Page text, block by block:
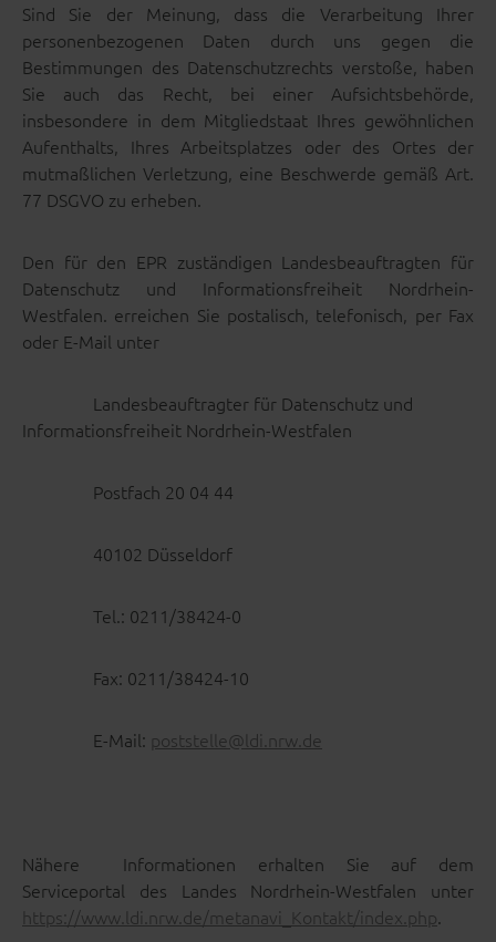
Sind Sie der Meinung, dass die Verarbeitung Ihrer
personenbezogenen Daten durch uns gegen die
Bestimmungen des Datenschutzrechts verstoße, haben
Sie auch das Recht, bei einer Aufsichtsbehörde,
insbesondere in dem Mitgliedstaat Ihres gewöhnlichen
Aufenthalts, Ihres Arbeitsplatzes oder des Ortes der
mutmaßlichen Verletzung, eine Beschwerde gemäß Art.
77 DSGVO zu erheben.
Den für den EPR zuständigen Landesbeauftragten für
Datenschutz und Informationsfreiheit Nordrhein-
Westfalen. erreichen Sie postalisch, telefonisch, per Fax
oder E-Mail unter
Landesbeauftragter für Datenschutz und
Informationsfreiheit Nordrhein-Westfalen
Postfach 20 04 44
40102 Düsseldorf
Tel.: 0211/38424-0
Fax: 0211/38424-10
E-Mail: poststelle@ldi.nrw.de
Nähere Informationen erhalten Sie auf dem
Serviceportal des Landes Nordrhein-Westfalen unter
https://www.ldi.nrw.de/metanavi_Kontakt/index.php.